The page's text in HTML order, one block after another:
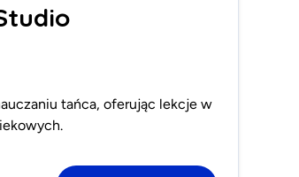
tańca, oferując lekcje w